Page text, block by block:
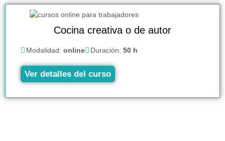
Cocina creativa o de autor
Modalidad: online Duración: 50 h
Ver detalles del curso